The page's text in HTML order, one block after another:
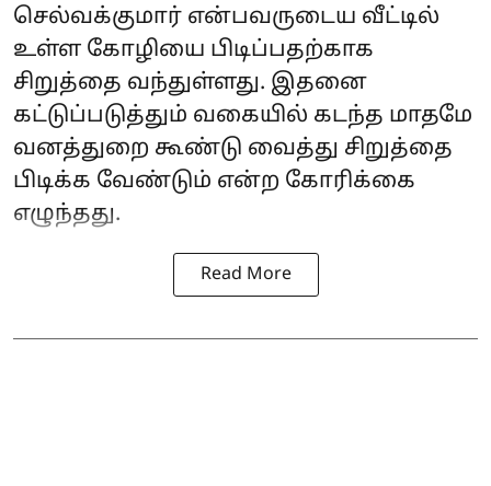
செல்வக்குமார் என்பவருடைய வீட்டில்
உள்ள கோழியை பிடிப்பதற்காக
சிறுத்தை வந்துள்ளது. இதனை
கட்டுப்படுத்தும் வகையில் கடந்த மாதமே
வனத்துறை கூண்டு வைத்து சிறுத்தை
பிடிக்க வேண்டும் என்ற கோரிக்கை
எழுந்தது.
Read More